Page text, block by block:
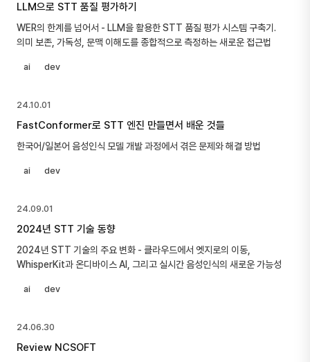
LLM으로 STT 품질 평가하기
WER의 한계를 넘어서 - LLM을 활용한 STT 품질 평가 시스템 구축기.
의미 보존, 가독성, 문맥 이해도를 종합적으로 측정하는 새로운 접근법
ai dev
24.10.01
FastConformer로 STT 엔진 만들면서 배운 것들
한국어/일본어 음성인식 모델 개발 과정에서 겪은 문제와 해결 방법
ai dev
24.09.01
2024년 STT 기술 동향
2024년 STT 기술의 주요 변화 - 클라우드에서 엣지로의 이동,
WhisperKit과 온디바이스 AI, 그리고 실시간 음성인식의 새로운 가능성
ai dev
24.06.30
Review NCSOFT